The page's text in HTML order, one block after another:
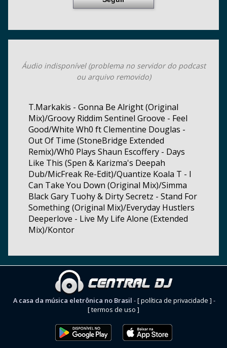
Áudio indisponível (problema no servidor do podcast
ou arquivo removido)
T.Markakis - Gonna Be Alright (Original
Mix)/Groovy Riddim Sentinel Groove - Feel
Good/White Wh0 ft Clementine Douglas -
Out Of Time (StoneBridge Extended
Remix)/Wh0 Plays Shaun Escoffery - Days
Like This (Spen & Karizma's Deepah
Dub/MicFreak Re-Edit)/Quantize Koala T - I
Can Take You Down (Original Mix)/Simma
Black Gary Tuohy & Dirty Secretz - Stand For
Something (Original Mix)/Everyday Hustlers
Deeperlove - Live My Life Alone (Extended
Mix)/Kontor
A casa da música eletrônica no Brasil -[ política de privacidade ] -
[ termos de uso ]